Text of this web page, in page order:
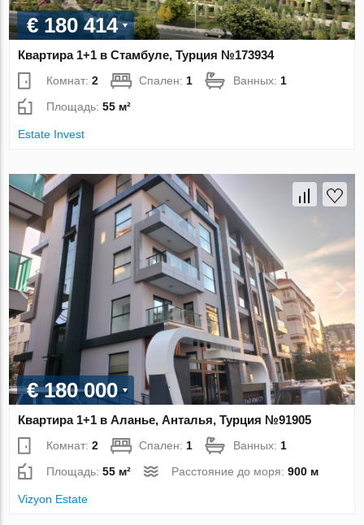
€ 180 414
Квартира 1+1 в Стамбуле, Турция №173934
Комнат:2 Спален:1 Ванных:1
Площадь:55 м²
Estate Invest
€ 180 000
Квартира 1+1 в Аланье, Анталья, Турция №91905
Комнат:2 Спален: 1 Ванных: 1
Площадь:55 м² Расстояние до моря:900 м
Vizyon Estate